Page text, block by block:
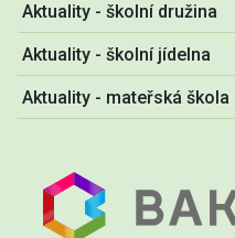
Aktuality - školní družina
Aktuality - školní jídelna
Aktuality - mateřská škola